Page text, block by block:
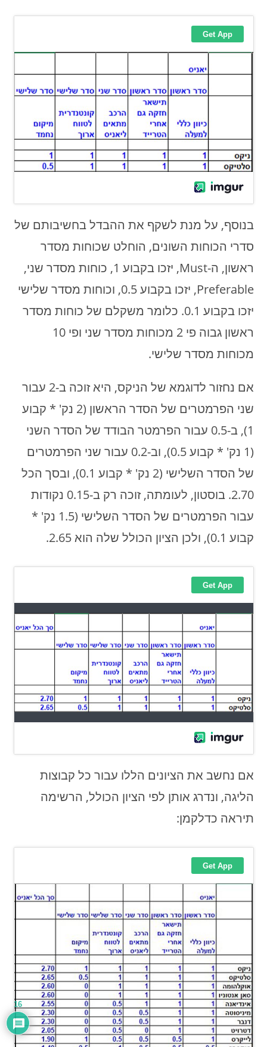
בנוסף, על מנת לשקף את ההבדל בחשיבותם של
סדרי הכוחות השונים, הוחלט שכוחות מסדר
ראשון, ה-Must, יזכו בקבוע 1, כוחות מסדר שני,
Preferable, יזכו בקבוע 0.5, וכוחות מסדר שלישי
יזכו בקבוע 0.1. כלומר משקלם של כוחות מסדר
ראשון גבוה פי 2 מכוחות מסדר שני ופי 10
מכוחות מסדר שלישי.
אם נחזור לדוגמא של הניקס, היא זוכה ב-2 עבור
שני הפרמטרים של הסדר הראשון (2 נק' * קבוע
1), ב-0.5 עבור הפרמטר הבודד של הסדר השני
(1 נק' * קבוע 0.5), וב-0.2 עבור שני הפרמטרים
של הסדר השלישי (2 נק' * קבוע 0.1), ובסך הכל
2.70. בוסטון, לעומתה, זוכה רק ב-0.15 נקודות
עבור הפרמטרים של הסדר השלישי (1.5 נק' *
קבוע 0.1), ולכן הציון הכולל שלה הוא 2.65.
אם נחשב את הציונים הללו עבור כל קבוצות
הליגה, ונדרג אותן לפי הציון הכולל, הרשימה
תיראה כדלקמן:
16